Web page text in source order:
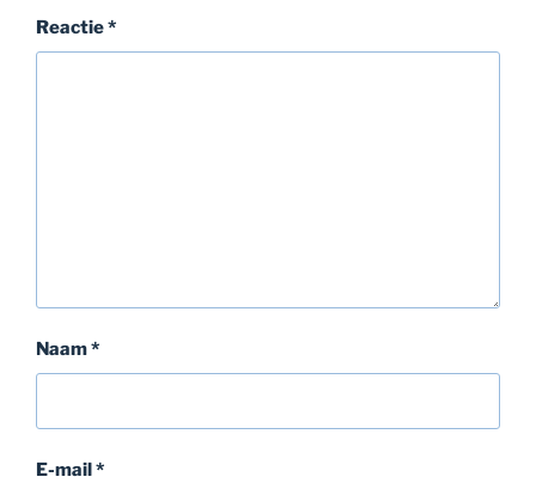
Reactie*
Naam*
E-mail *